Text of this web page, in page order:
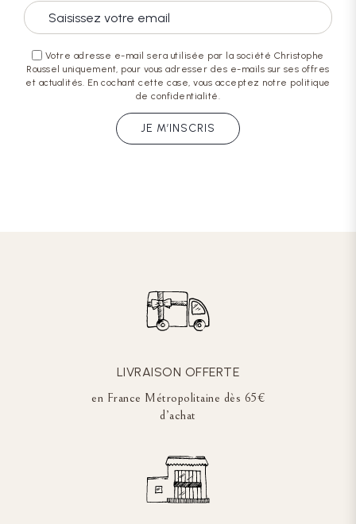
Votre adresse e-mail sera utilisée par la société Christophe
Roussel uniquement, pour vous adresser des e-mails sur ses offres
et actualités. En cochant cette case, vous acceptez notre politique
de confidentialité.
JE M’INSCRIS
LIVRAISON OFFERTE
en France Métropolitaine dès 65€
d’achat